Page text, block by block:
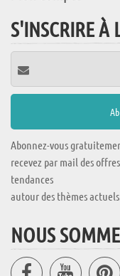
S'INSCRIRE À
Abonnez-vous
recevez par mail des
tendances
autour des thèmes
NOUS